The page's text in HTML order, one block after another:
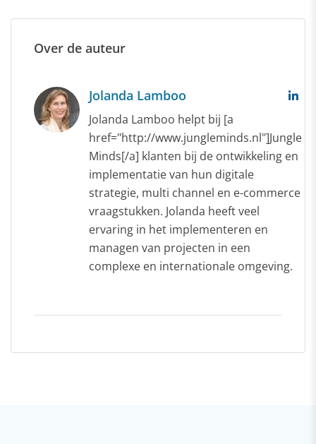
Over de auteur
Jolanda Lamboo
Jolanda Lamboo helpt bij [a
href="http://www.jungleminds.nl"]Jungle
Minds[/a] klanten bij de ontwikkeling en
implementatie van hun digitale
strategie, multi channel en e-commerce
vraagstukken. Jolanda heeft veel
ervaring in het implementeren en
managen van projecten in een
complexe en internationale omgeving.